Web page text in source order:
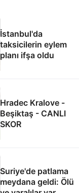
İstanbul'da
taksicilerin eylem
planı ifşa oldu
Hradec Kralove -
Beşiktaş - CANLI
SKOR
Suriye'de patlama
meydana geldi: Ölü